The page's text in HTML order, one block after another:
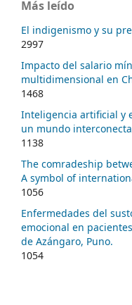
Más leído
El indigenismo y su
2997
Impacto del salario
multidimensional en
1468
Inteligencia artificial y
un mundo
1138
The comradeship
A symbol of
1056
Enfermedades del
emocional en
de Azángaro, Puno.
1054